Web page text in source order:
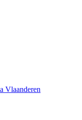
Vlaanderen